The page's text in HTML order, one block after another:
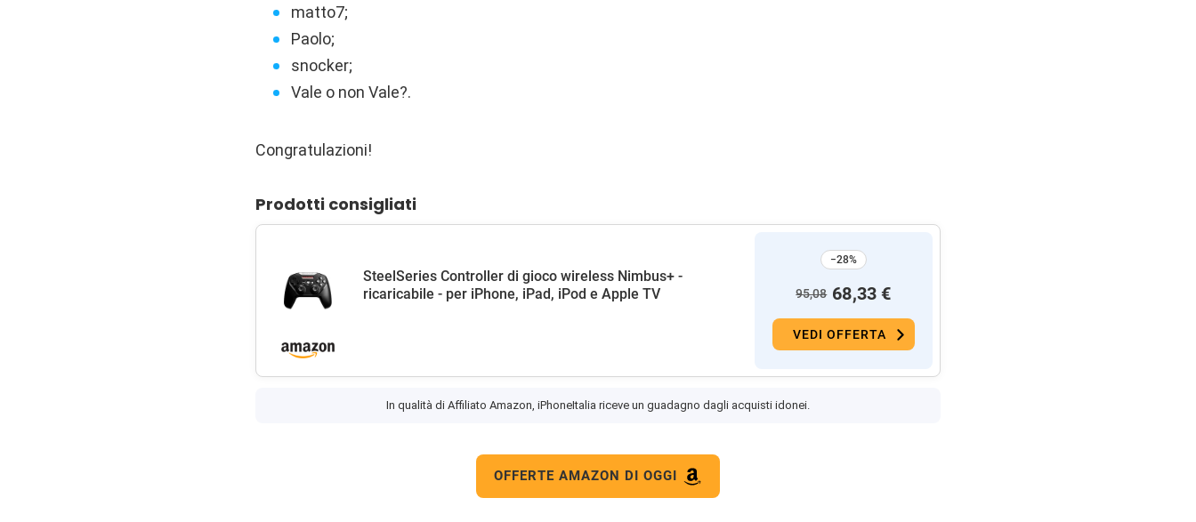
matto7;
Paolo;
snocker;
Vale o non Vale?.
Congratulazioni!
Prodotti consigliati
SteelSeries Controller di gioco wireless Nimbus+ -
ricaricabile - per iPhone, iPad, iPod e Apple TV
−28%
95,08 68,33 €
VEDI OFFERTA
In qualità di Affiliato Amazon, iPhoneItalia riceve un guadagno dagli acquisti idonei.
OFFERTE AMAZON DI OGGI